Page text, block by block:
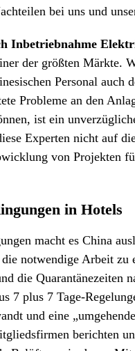
bei uns und
Inbetriebnahme
der größten Märkte.
Personal auch
Probleme an den
ist ein
Experten nicht auf
von Projekten
in Hotels
macht es China
notwendige Arbeit zu
die Quarantänezeiten
7 plus 7 Tage-
und eine
berichten